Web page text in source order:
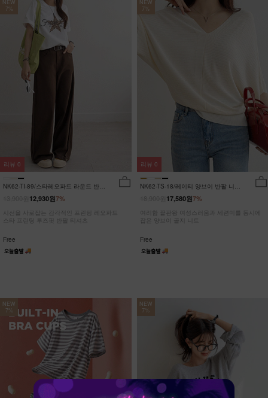
NEW
7%
NK62-TI-89/스타레오파드 라운드 반팔
7%
12,930원
시선을 사로잡는 감각적인 프린팅 레오파드
스타 프린팅 루즈핏 반팔 티셔츠
Free
리뷰 0
NEW
7%
NK62-TS-18/레이티 양브이 반팔 니트
7%
17,580원
여리함 끝판왕 여성스러움과 세련미를 동시에
잡은 양브이 골지 니트
Free
리뷰 0
NEW
7%
NEW
7%